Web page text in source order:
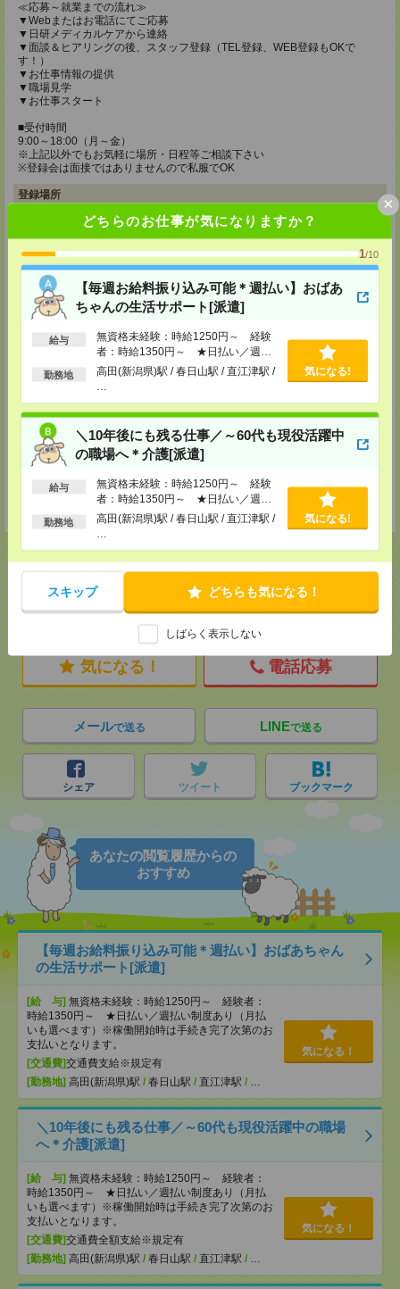
どちらのお仕事が気になりますか？
1/10
【毎週お給料振り込み可能＊週払い】おばあ
ちゃんの生活サポート[派遣]
給与
無資格未経験：時給1250円～ 経験
者：時給1350円～ ★日払い／週払
い制度あり（月払いも選べます）※稼
勤務地
高田(新潟県)駅 / 春日山駅 / 直江津駅 /
気になる!
＼10年後にも残る仕事／～60代も現役活躍中
の職場へ＊介護[派遣]
給与
無資格未経験：時給1250円～ 経験
者：時給1350円～ ★日払い／週払
い制度あり（月払いも選べます）※稼
勤務地
高田(新潟県)駅 / 春日山駅 / 直江津駅 /
気になる!
スキップ どちらも気になる！
しばらく表示しない
×
≪応募～就業までの流れ≫
▼Webまたはお電話にてご応募
▼日研メディカルケアから連絡
▼面談＆ヒアリングの後、スタッフ登録（TEL登録、WEB登録もOKで
す！）
▼お仕事情報の提供
▼職場見学
▼お仕事スタート
■受付時間
9:00～18:00（月～金）
※上記以外でもお気軽に場所・日程等ご相談下さい
※登録会は面接ではありませんので私服でOK
登録場所
メディカルケア事業部 新潟オフィス
TEL：0120-919-843
MAIL：tenshoku@nikken-ts.jp
担当：採用担当
メディカルケア事業部 金沢オフィス
石川県金沢市広岡1-2-26 AGS2 2F
TEL：0120-941-687
tenshoku@nikken-ts.jp
担当：採用担当
長野県松本市中央一丁目8番11号 セントラル松本中央ビル401号室
TEL：0120-936-218
MAIL：tenshoku@nikken-ts.jp
担当：採用担当
登録交通費
★今ならご来社登録でQUOカード2000円分をプレゼント中★
応募ページへ
気になる！ 電話応募
メールで送る LINEで送る
シェア ツイート ブックマーク
あなたの閲覧履歴からの
おすすめ
【毎週お給料振り込み可能＊週払い】おばあちゃん
の生活サポート[派遣]
[給 与] 無資格未経験：時給1250円～ 経験者：
時給1350円～ ★日払い／週払い制度あり（月払
いも選べます）※稼働開始時は手続き完了次第のお
支払いとなります。
[交通費]交通費支給※規定有
[勤務地] 高田(新潟県)駅 / 春日山駅 / 直江津駅 / …
気になる！
＼10年後にも残る仕事／～60代も現役活躍中の職場
へ＊介護[派遣]
[給 与] 無資格未経験：時給1250円～ 経験者：
時給1350円～ ★日払い／週払い制度あり（月払
いも選べます）※稼働開始時は手続き完了次第のお
支払いとなります。
[交通費]交通費全額支給※規定有
[勤務地] 高田(新潟県)駅 / 春日山駅 / 直江津駅 / …
気になる！